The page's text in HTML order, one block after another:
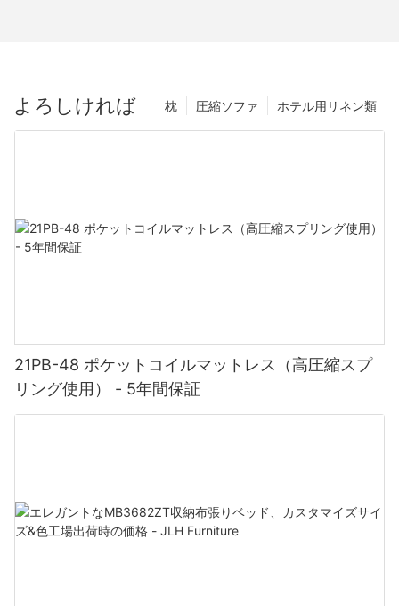
よろしければ ホテル用リネン類
圧縮ソファ
枕
21PB-48 ポケットコイルマットレス（高圧縮スプ
リング使用） - 5年間保証